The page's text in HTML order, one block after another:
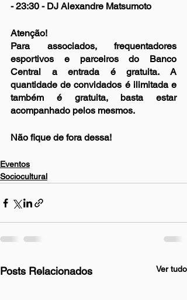
- 23:30 - DJ Alexandre Matsumoto
Atenção!
Para associados, frequentadores
esportivos e parceiros do Banco
Central a entrada é gratuita. A
quantidade de convidados é ilimitada e
também é gratuita, basta estar
acompanhado pelos mesmos.
Não fique de fora dessa!
Eventos
Sociocultural
Posts Relacionados Ver tudo